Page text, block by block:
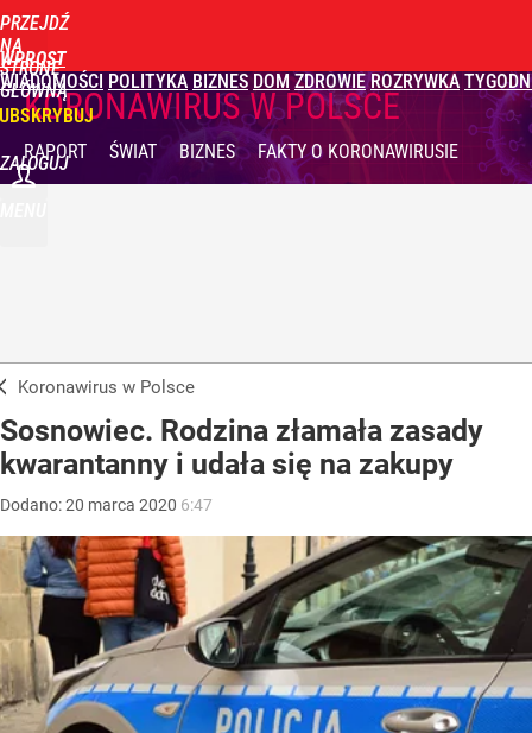
PRZEJDŹ
NA
STRONĘ
GŁÓWNĄ
WPROST
WIADOMOŚCI POLITYKA BIZNES DOM ZDROWIE ROZRYWKA
ZALOGUJ
KORONAWIRUS W POLSCE
RAPORT ŚWIAT BIZNES FAKTYO KORONAWIRUSIE
Koronawirus w Polsce
Sosnowiec. Rodzina złamała zasady
kwarantanny i udała się na zakupy
Dodano:20 marca 2020 6:47